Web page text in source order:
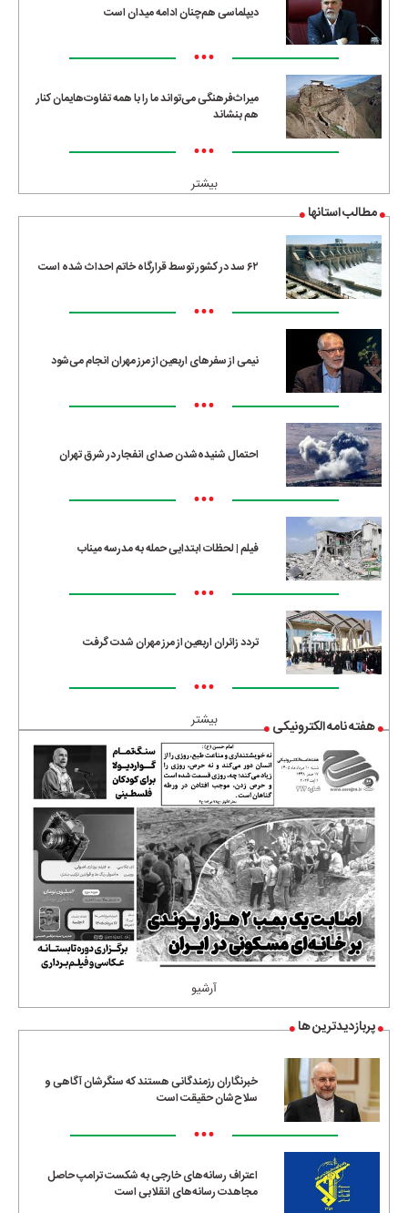
دیپلماسی هم‌چنان ادامه میدان است
•••
میراث‌فرهنگی می‌تواند ما را با همه تفاوت‌هایمان کنار
هم بنشاند
•••
بیشتر
مطالب استانها
۶۲ سد در کشور توسط قرارگاه خاتم احداث شده است
•••
نیمی از سفرهای اربعین از مرز مهران انجام می‌شود
•••
احتمال شنیده‌شدن صدای انفجار در شرق تهران
•••
فیلم | لحظات ابتدایی حمله به مدرسه میناب
•••
تردد زائران اربعین از مرز مهران شدت گرفت
•••
بیشتر هفته نامه الکترونیکی
آرشیو
پربازدیدترین ها
خبرنگاران رزمندگانی هستند که سنگرشان آگاهی و
سلاح‌شان حقیقت است
•••
اعتراف رسانه‌های خارجی به شکست ترامپ حاصل
مجاهدت رسانه‌های انقلابی است